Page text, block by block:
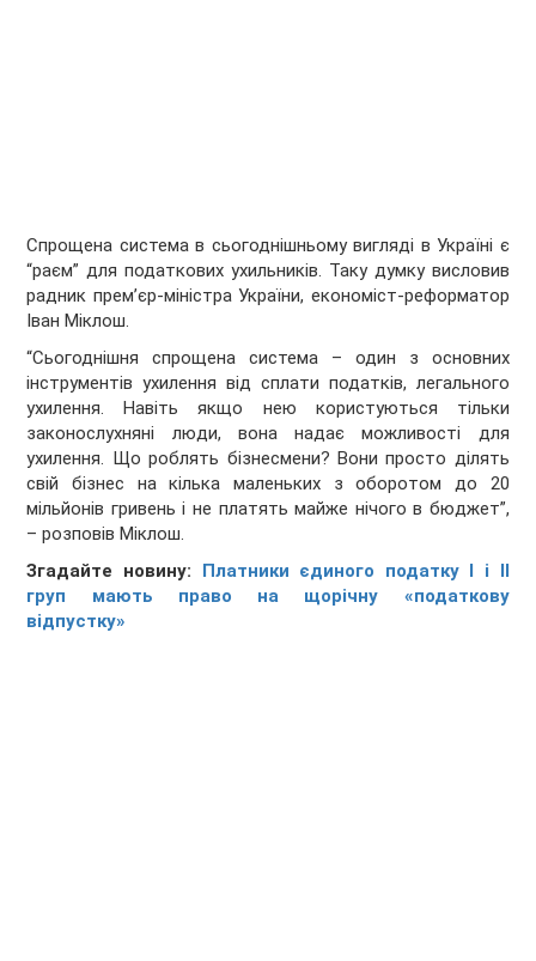
Спрощена система в сьогоднішньому вигляді в Україні є
“раєм” для податкових ухильників. Таку думку висловив
радник прем’єр-міністра України, економіст-реформатор
Іван Міклош.
“Сьогоднішня спрощена система – один з основних
інструментів ухилення від сплати податків, легального
ухилення. Навіть якщо нею користуються тільки
законослухняні люди, вона надає можливості для
ухилення. Що роблять бізнесмени? Вони просто ділять
свій бізнес на кілька маленьких з оборотом до 20
мільйонів гривень і не платять майже нічого в бюджет”,
– розповів Міклош.
Згадайте новину: Платники єдиного податку I і II
груп мають право на щорічну «податкову
відпустку»